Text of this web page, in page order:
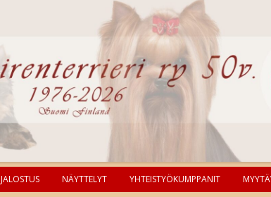
JALOSTUS NÄYTTELYT YHTEISTYÖKUMPPANIT